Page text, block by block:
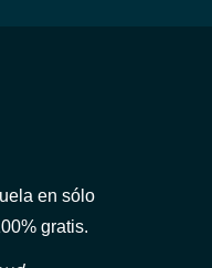
en sólo
gratis.